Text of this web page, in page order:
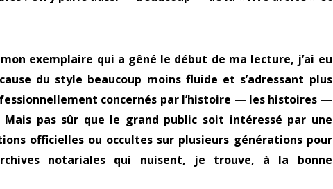
exemplaire qui a gêné le début de ma lecture, j’ai eu
du style beaucoup moins fluide et s’adressant plus
concernés par l’histoire — les histoires —
pas sûr que le grand public soit intéressé par une
officielles ou occultes sur plusieurs générations pour
notariales qui nuisent, je trouve, à la bonne